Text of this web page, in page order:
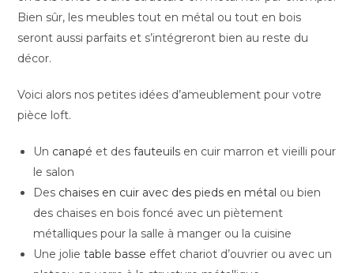
Bien sûr, les meubles tout en métal ou tout en bois
seront aussi parfaits et s’intégreront bien au reste du
décor.
Voici alors nos petites idées d’ameublement pour votre
pièce loft.
Un canapé et desfauteuils en cuir marron et vieilli pour
le salon
Des chaises en cuir avec des pieds en métal ou bien
des chaises en bois foncé avec un piètement
métalliques pour la salle à manger ou la cuisine
Une jolietable basse effet chariot d’ouvrier ou avec un